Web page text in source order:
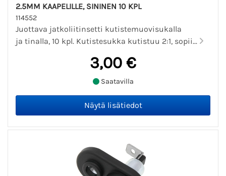
2.5MM KAAPELILLE, SININEN 10 KPL
114552
Juottava jatkoliitinsetti kutistemuovisukalla
ja tinalla, 10 kpl. Kutistesukka kutistuu 2:1, sopii...
3,00 €
Saatavilla